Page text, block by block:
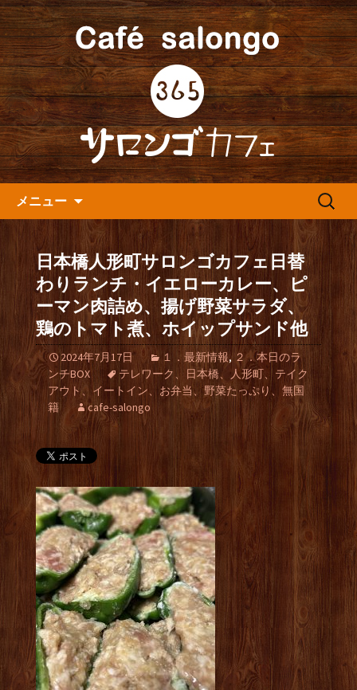
人形町の『365(サロンゴ)カフ
ェ』よりお知らせ
人形町の音楽カフェ『365カフェ』より
最新情報をお届けします。
メニュー
検
日本橋人形町サロンゴカフェ日替
わりランチ・イエローカレー、ピ
ーマン肉詰め、揚げ野菜サラダ、
鶏のトマト煮、ホイップサンド他
2024年7月17日 １．最新情報, ２．本日のラ
ンチBOX
テレワーク、日本橋、人形町、テイク
アウト、イートイン、お弁当、野菜たっぷり、無国
籍
cafe-salongo